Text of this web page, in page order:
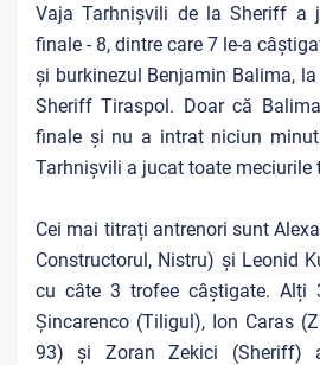
Vaja Tarhnișvili de la Sheriff a
finale - 8, dintre care 7 le-a
și burkinezul Benjamin Balima,
Sheriff Tiraspol. Doar că
finale și nu a intrat niciun
Tarhnișvili a jucat toate meciurile
Cei mai titrați antrenori sunt
Constructorul, Nistru) și Leonid
cu câte 3 trofee câștigate. Alți
Șincarenco (Tiligul), Ion Caras
93) și Zoran Zekici (Sheriff)